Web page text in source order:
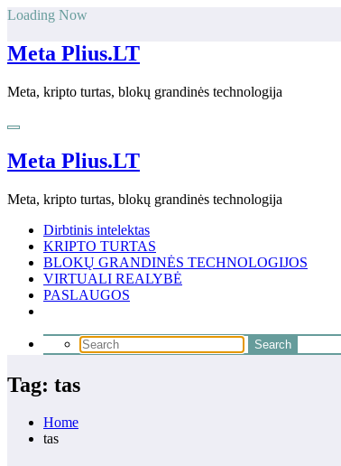
Skip
content
Loading Now
Meta Plius.LT
Meta, kripto turtas, blokų grandinės technologija
Meta Plius.LT
Meta, kripto turtas, blokų grandinės technologija
Dirbtinis intelektas
KRIPTO TURTAS
BLOKŲ GRANDINĖS TECHNOLOGIJOS
VIRTUALI REALYBĖ
PASLAUGOS
Tag: tas
Home
tas